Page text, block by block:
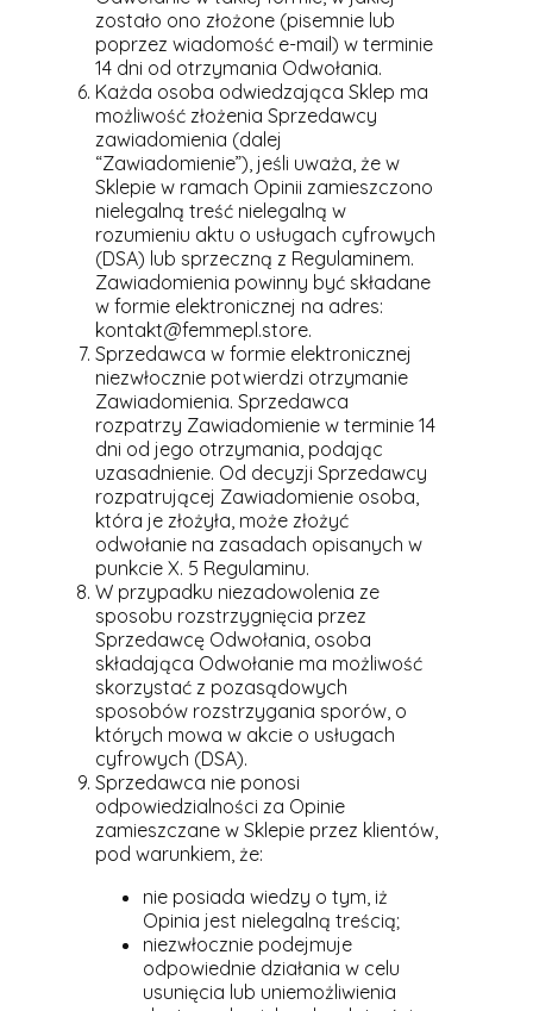
zostało ono złożone (pisemnie lub
poprzez wiadomość e-mail) w terminie
14 dni od otrzymania Odwołania.
Każda osoba odwiedzająca Sklep ma
możliwość złożenia Sprzedawcy
zawiadomienia (dalej
“Zawiadomienie”), jeśli uważa, że w
Sklepie w ramach Opinii zamieszczono
nielegalną treść nielegalną w
rozumieniu aktu o usługach cyfrowych
(DSA) lub sprzeczną z Regulaminem.
Zawiadomienia powinny być składane
w formie elektronicznej na adres:
kontakt@femmepl.store.
Sprzedawca w formie elektronicznej
niezwłocznie potwierdzi otrzymanie
Zawiadomienia. Sprzedawca
rozpatrzy Zawiadomienie w terminie 14
dni od jego otrzymania, podając
uzasadnienie. Od decyzji Sprzedawcy
rozpatrującej Zawiadomienie osoba,
która je złożyła, może złożyć
odwołanie na zasadach opisanych w
punkcie X. 5 Regulaminu.
W przypadku niezadowolenia ze
sposobu rozstrzygnięcia przez
Sprzedawcę Odwołania, osoba
składająca Odwołanie ma możliwość
skorzystać z pozasądowych
sposobów rozstrzygania sporów, o
których mowa w akcie o usługach
cyfrowych (DSA).
Sprzedawca nie ponosi
odpowiedzialności za Opinie
zamieszczane w Sklepie przez klientów,
pod warunkiem, że:
nie posiada wiedzy o tym, iż
Opinia jest nielegalną treścią;
niezwłocznie podejmuje
odpowiednie działania w celu
usunięcia lub uniemożliwienia